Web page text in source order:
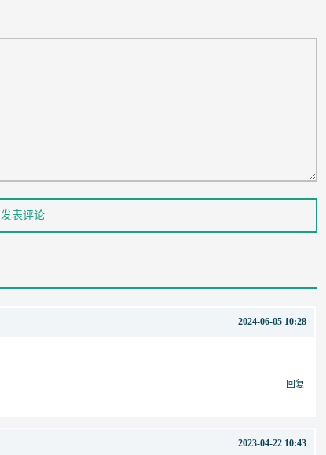
2024-06-05 10:28
回复
2023-04-22 10:43